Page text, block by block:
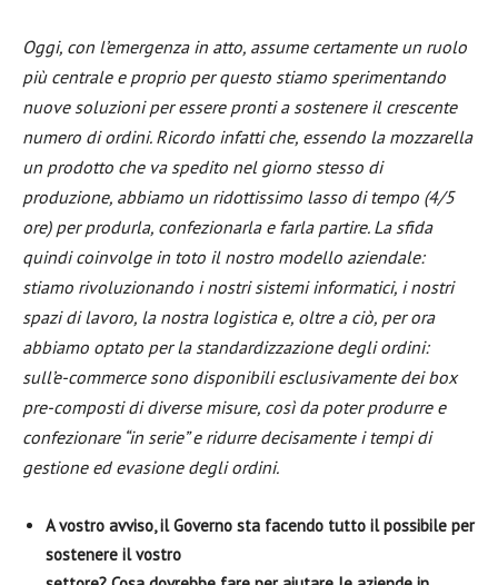
Oggi, con l’emergenza in atto, assume certamente un ruolo
più centrale e proprio per questo stiamo sperimentando
nuove soluzioni per essere pronti a sostenere il crescente
numero di ordini. Ricordo infatti che, essendo la mozzarella
un prodotto che va spedito nel giorno stesso di
produzione, abbiamo un ridottissimo lasso di tempo (4/5
ore) per produrla, confezionarla e farla partire. La sfida
quindi coinvolge in toto il nostro modello aziendale:
stiamo rivoluzionando i nostri sistemi informatici, i nostri
spazi di lavoro, la nostra logistica e, oltre a ciò, per ora
abbiamo optato per la standardizzazione degli ordini:
sull’e-commerce sono disponibili esclusivamente dei box
pre-composti di diverse misure, così da poter produrre e
confezionare “in serie” e ridurre decisamente i tempi di
gestione ed evasione degli ordini.
A vostro avviso, il Governo sta facendo tutto il possibile per
sostenere il vostro